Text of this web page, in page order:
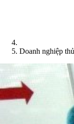
Doanh nghiệp